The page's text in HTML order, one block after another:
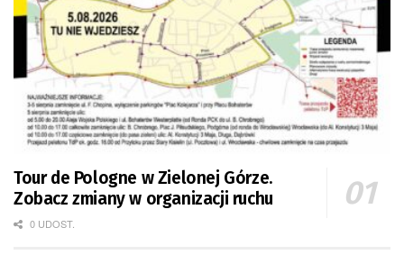
Tour de Pologne w Zielonej Górze.
Zobacz zmiany w organizacji ruchu
0 UDOST.